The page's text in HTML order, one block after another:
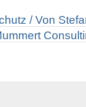
/ Von